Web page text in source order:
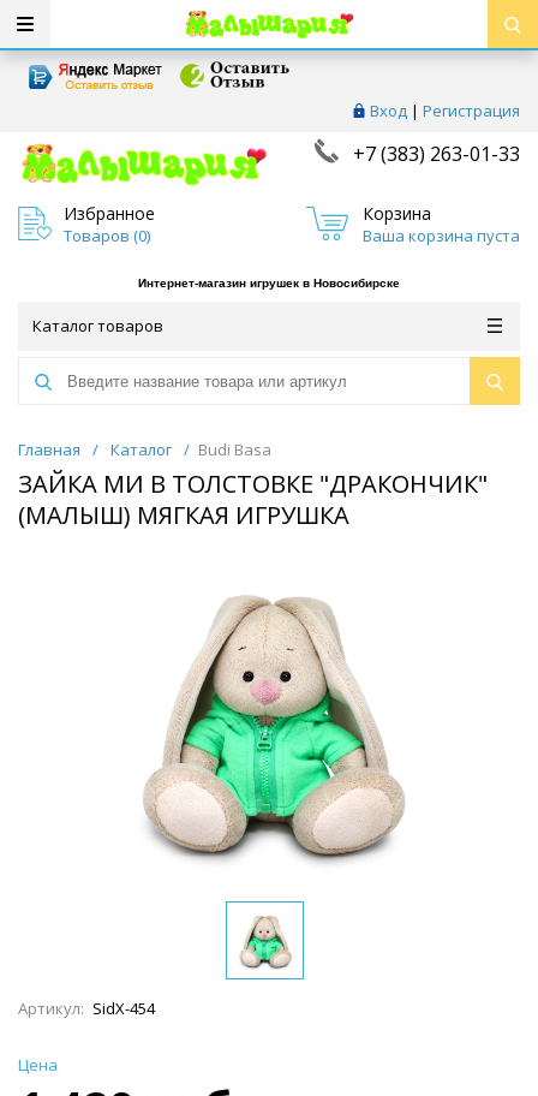
Вход | Регистрация
+7 (383) 263-01-33
Избранное
Товаров (0)
Корзина
Ваша корзина пуста
Интернет-магазин игрушек в Новосибирске
Каталог товаров
Главная / Каталог / Budi Basa
ЗАЙКА МИ В ТОЛСТОВКЕ "ДРАКОНЧИК"
(МАЛЫШ) МЯГКАЯ ИГРУШКА
Артикул: SidX-454
Цена